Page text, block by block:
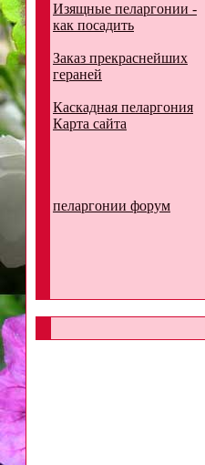
Изящные пеларгонии -
как посадить
Заказ прекраснейших
гераней
Каскадная пеларгония
Карта сайта
пеларгонии форум